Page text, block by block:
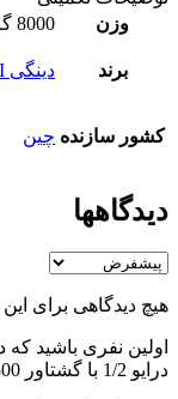
وزن
8000 گرم
برند دینگی DINGQI
کشور سازنده چین
دیدگاهها
هیچ دیدگاهی برای
اولین نفری باشید
درایو 1/2 با گشتاور 800 نیوتن متر برند دینگی مدل 76075 DINGQI”